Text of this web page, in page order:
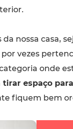
da nossa casa,
por vezes
onde
tirar espaço
fiquem bem